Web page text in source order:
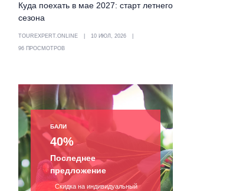
Куда поехать в мае 2027: старт летнего
сезона
TOUREXPERT.ONLINE 10 ИЮЛ, 2026
96 ПРОСМОТРОВ
БАЛИ
40%
Последнее
предложение
Скидка на индивидуальный